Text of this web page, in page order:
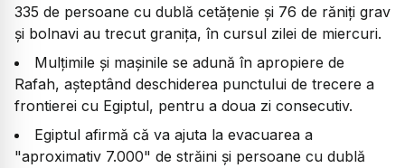
335 de persoane cu dublă cetățenie și 76 de răniți grav
și bolnavi au trecut granița, în cursul zilei de miercuri.
Mulțimile și mașinile se adună în apropiere de
Rafah, așteptând deschiderea punctului de trecere a
frontierei cu Egiptul, pentru a doua zi consecutiv.
Egiptul afirmă că va ajuta la evacuarea a
"aproximativ 7.000" de străini și persoane cu dublă